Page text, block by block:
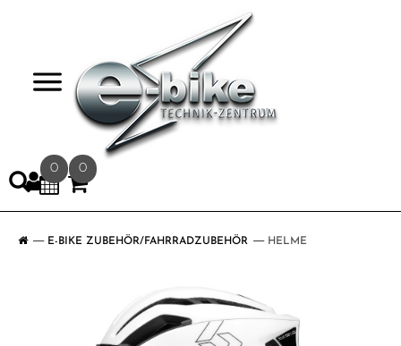
0 0
E-BIKE ZUBEHÖR/FAHRRADZUBEHÖR HELME